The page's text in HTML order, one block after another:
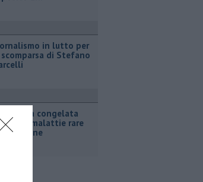
in lutto per
di Stefano
sonda congelata
le malattie rare
polmone